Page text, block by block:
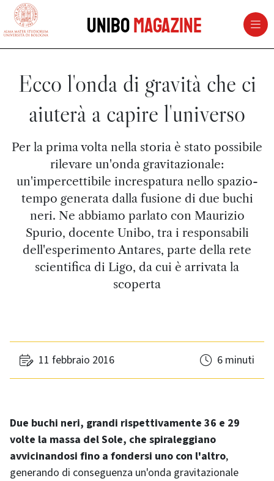
vai al contenuto della pagina
UniboMagazine
Ecco l'onda di gravità che ci
aiuterà a capire l'universo
Per la prima volta nella storia è stato possibile
rilevare un'onda gravitazionale:
un'impercettibile increspatura nello spazio-
tempo generata dalla fusione di due buchi
neri. Ne abbiamo parlato con Maurizio
Spurio, docente Unibo, tra i responsabili
dell'esperimento Antares, parte della rete
scientifica di Ligo, da cui è arrivata la
scoperta
11 febbraio 2016 6 minuti
Due buchi neri, grandi rispettivamente 36 e 29
volte la massa del Sole, che spiraleggiano
avvicinandosi fino a fondersi uno con l'altro,
generando di conseguenza un'onda gravitazionale